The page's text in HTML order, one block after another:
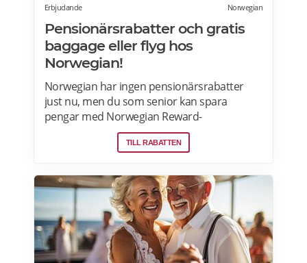
Erbjudande Norwegian
Pensionärsrabatter och gratis
baggage eller flyg hos
Norwegian!
Norwegian har ingen pensionärsrabatter
just nu, men du som senior kan spara
pengar med Norwegian Reward-
lojalitetsprogram. Tjäna Spenn och använd
dem för att få ännu billigare eller helt gratis
och Fast Track. Läs mer om
pensionärsrabatter och Norwegian Reward
här.
TILL RABATTEN